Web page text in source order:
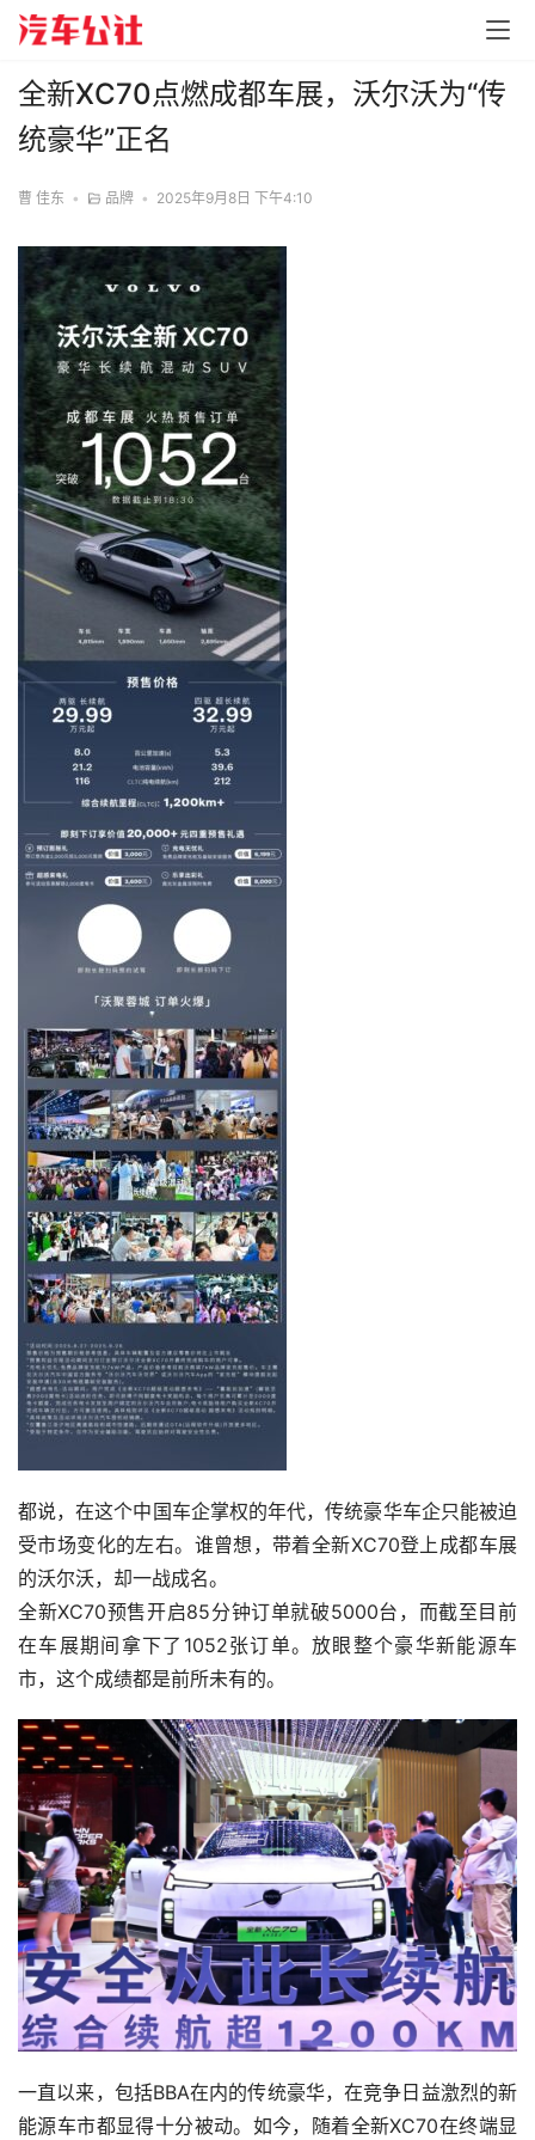
全新XC70点燃成都车展，沃尔沃为“传
统豪华”正名
曹 佳东 • 品牌 • 2025年9月8日 下午4:10
都说，在这个中国车企掌权的年代，传统豪华车企只能被迫
受市场变化的左右。谁曾想，带着全新XC70登上成都车展
的沃尔沃，却一战成名。
全新XC70预售开启85分钟订单就破5000台，而截至目前
在车展期间拿下了1052张订单。放眼整个豪华新能源车
市，这个成绩都是前所未有的。
一直以来，包括BBA在内的传统豪华，在竞争日益激烈的新
能源车市都显得十分被动。如今，随着全新XC70在终端显